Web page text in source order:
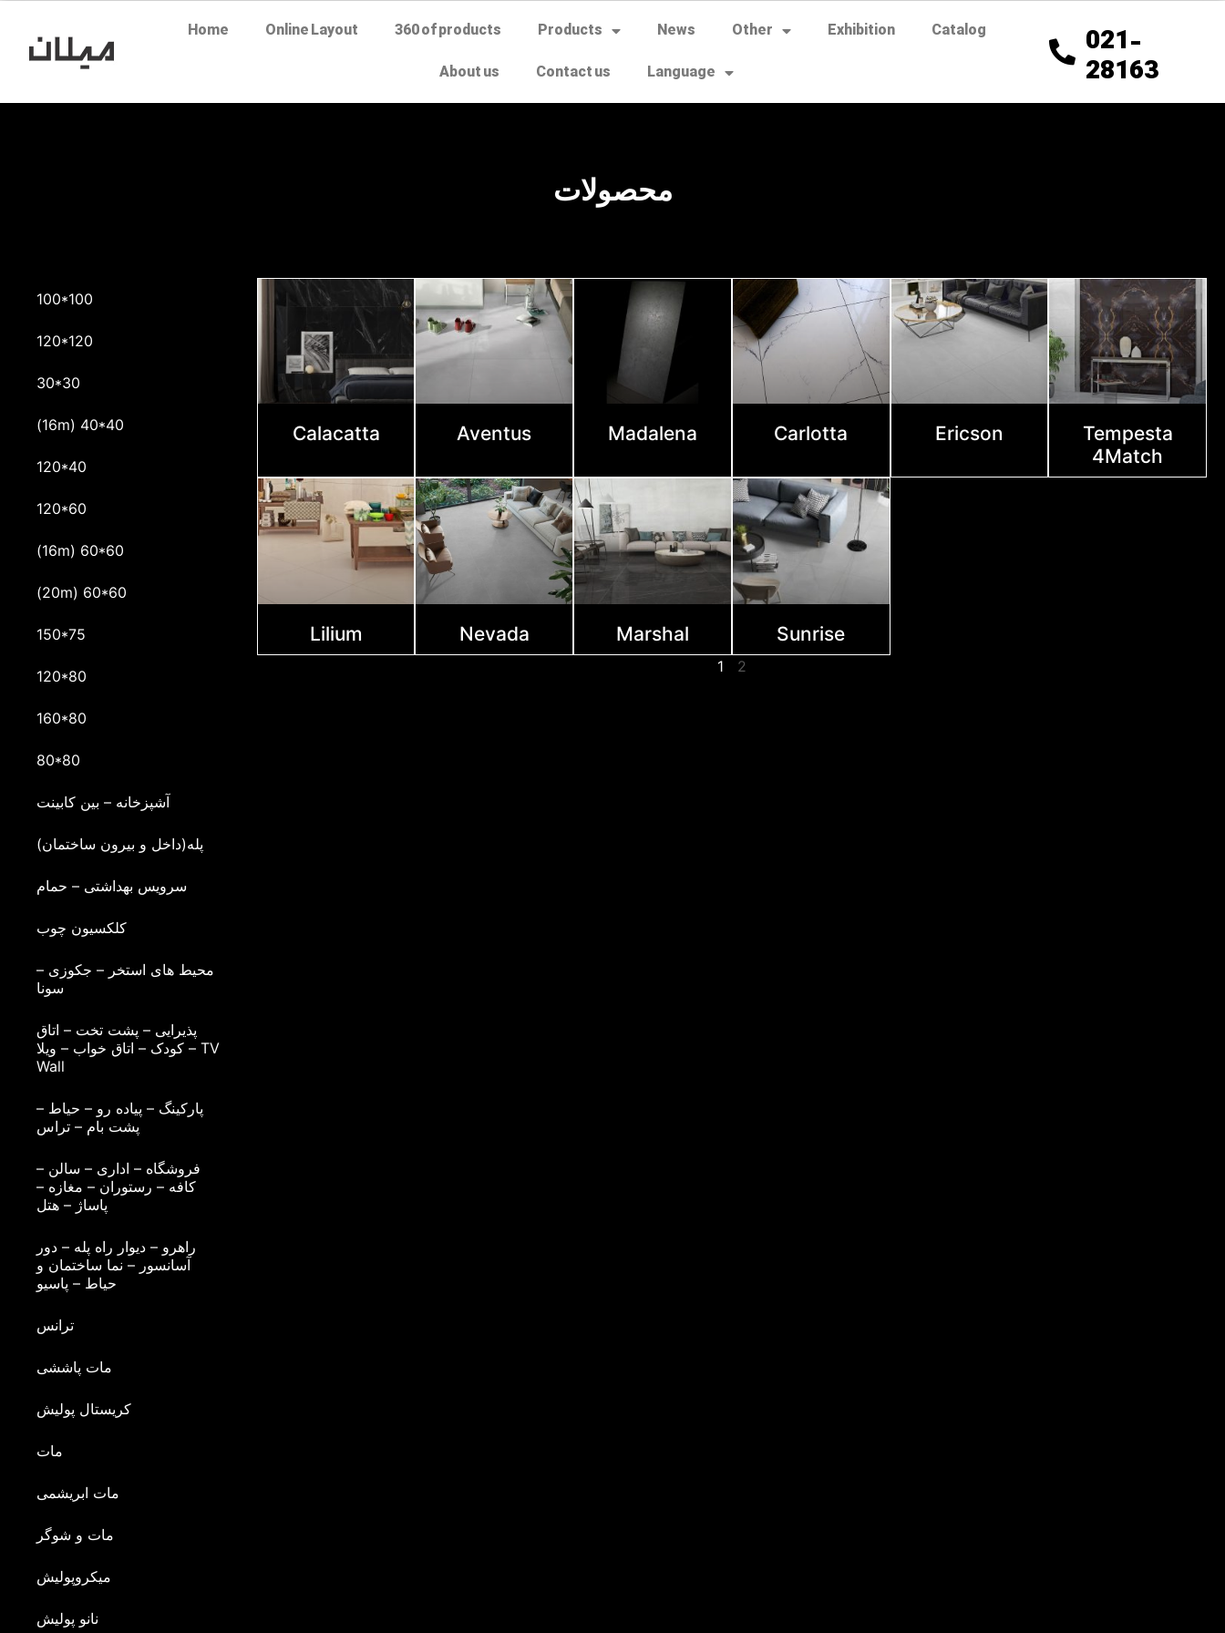
Home Online Layout 360 of products Products News Other Exhibition Catalog
About us Contact us Language
021-
28163
محصولات
100*100
120*120
30*30
(16m) 40*40
120*40
120*60
(16m) 60*60
(20m) 60*60
150*75
120*80
160*80
80*80
آشپزخانه – بین کابینت
پله(داخل و بیرون ساختمان)
سرویس بهداشتی – حمام
کلکسیون چوب
محیط های استخر – جکوزی –
سونا
پذیرایی – پشت تخت – اتاق
کودک – اتاق خواب – ویلا – TV
Wall
پارکینگ – پیاده رو – حیاط –
پشت بام – تراس
فروشگاه – اداری – سالن –
کافه – رستوران – مغازه –
پاساژ – هتل
راهرو – دیوار راه پله – دور
آسانسور – نما ساختمان و
حیاط – پاسیو
ترانس
مات پاششی
کریستال پولیش
مات
مات ابریشمی
مات و شوگر
میکروپولیش
نانو پولیش
Calacatta Aventus Madalena Carlotta Ericson
Tempesta
4Match
Lilium Nevada Marshal Sunrise
1 2